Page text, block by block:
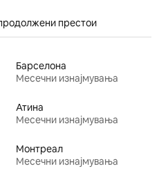
престои
Барселона
Месечни изнајмувања
Атина
Месечни изнајмувања
Монтреал
Месечни изнајмувања